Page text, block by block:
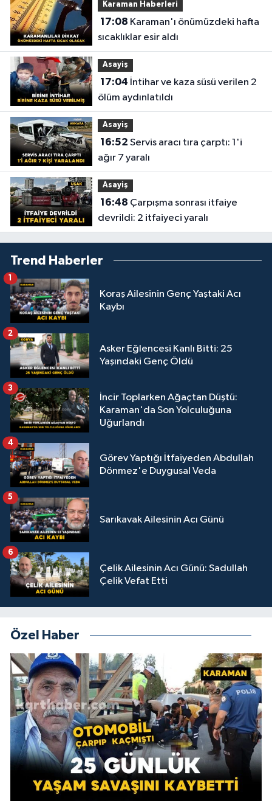
Karaman Haberleri
17:08
sıcaklıklar esir aldı
Asayiş
17:04
ölüm aydınlatıldı
Asayiş
16:52
ağır 7 yaralı
Asayiş
16:48
devrildi: 2 itfaiyeci yaralı
Trend Haberler
Koraş Ailesinin Genç Yaştaki Acı
Kaybı
1
Asker Eğlencesi Kanlı Bitti: 25
Yaşındaki Genç Öldü
2
İncir Toplarken Ağaçtan Düştü:
Karaman'da Son Yolculuğuna
Uğurlandı
3
Görev Yaptığı İtfaiyeden Abdullah
Dönmez'e Duygusal Veda
4
Sarıkavak Ailesinin Acı Günü
5
Çelik Ailesinin Acı Günü: Sadullah
Çelik Vefat Etti
6
Özel Haber